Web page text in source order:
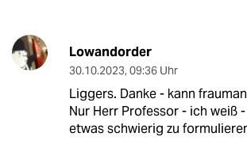
Lowandorder
30.10.2023, 09:36 Uhr
Liggers. Danke - kann
Nur Herr Professor - ich weiß
etwas schwierig zu